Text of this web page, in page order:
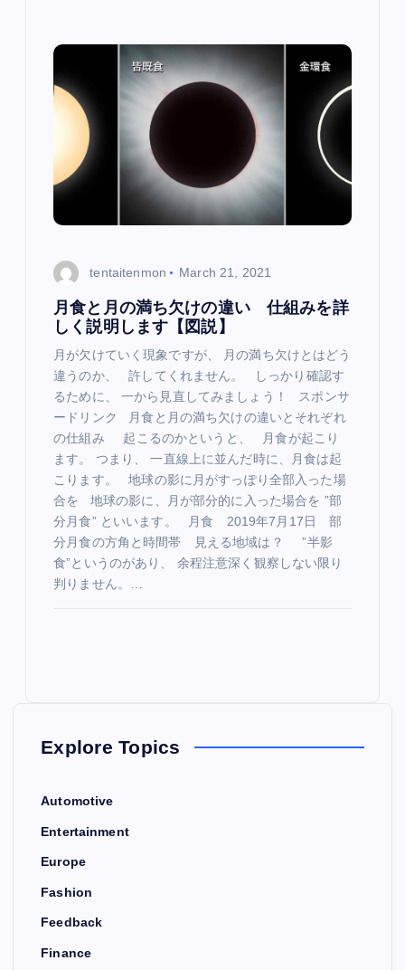
tentaitenmon March 21, 2021
月食と月の満ち欠けの違い 仕組みを詳
しく説明します【図説】
月が欠けていく現象ですが、 月の満ち欠けとはどう
違うのか、 許してくれません。 しっかり確認す
るために、 一から見直してみましょう！ スポンサ
ードリンク 月食と月の満ち欠けの違いとそれぞれ
の仕組み 起こるのかというと、 月食が起こり
ます。 つまり、 一直線上に並んだ時に、月食は起
こります。 地球の影に月がすっぽり全部入った場
合を 地球の影に、月が部分的に入った場合を ”部
分月食” といいます。 月食 2019年7月17日 部
分月食の方角と時間帯 見える地域は？ ”半影
食”というのがあり、 余程注意深く観察しない限り
判りません。…
Explore Topics
Automotive
Entertainment
Europe
Fashion
Feedback
Finance